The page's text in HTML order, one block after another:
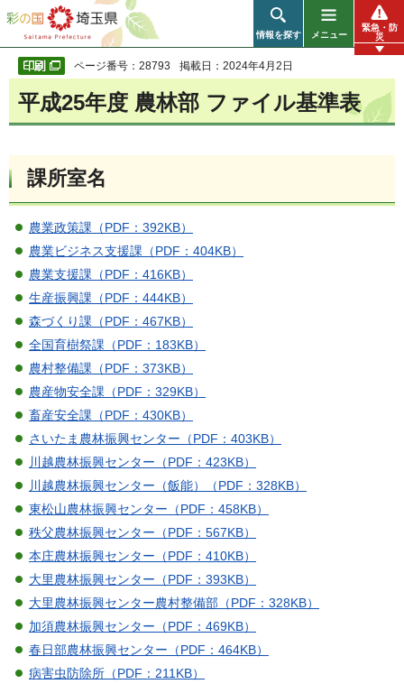
彩の国 埼玉県
情報を探す メニュー
緊急・防
災
ページ番号：28793 掲載日：2024年4月2日
平成25年度 農林部 ファイル基準表
課所室名
農業政策課（PDF：392KB）
農業ビジネス支援課（PDF：404KB）
農業支援課（PDF：416KB）
生産振興課（PDF：444KB）
森づくり課（PDF：467KB）
全国育樹祭課（PDF：183KB）
農村整備課（PDF：373KB）
農産物安全課（PDF：329KB）
畜産安全課（PDF：430KB）
さいたま農林振興センター（PDF：403KB）
川越農林振興センター（PDF：423KB）
川越農林振興センター（飯能）（PDF：328KB）
東松山農林振興センター（PDF：458KB）
秩父農林振興センター（PDF：567KB）
本庄農林振興センター（PDF：410KB）
大里農林振興センター（PDF：393KB）
大里農林振興センター農村整備部（PDF：328KB）
加須農林振興センター（PDF：469KB）
春日部農林振興センター（PDF：464KB）
病害虫防除所（PDF：211KB）